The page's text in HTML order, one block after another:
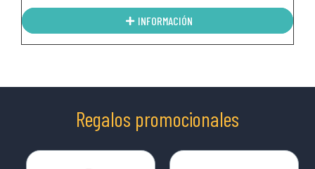
INFORMACIÓN
Regalos promocionales